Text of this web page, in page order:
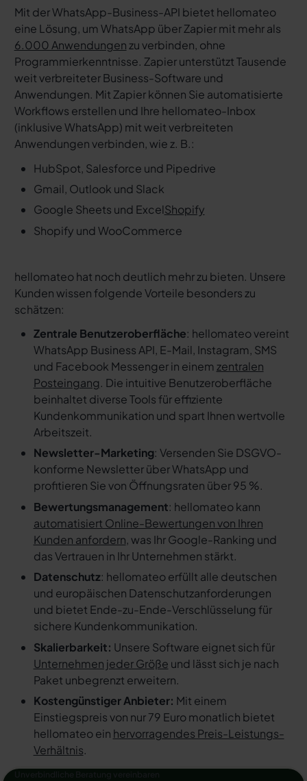
Mit der WhatsApp-Business-API bietet hellomateo
eine Lösung, um WhatsApp über Zapier mit mehr als
6.000 Anwendungenzu verbinden, ohne
Programmierkenntnisse. Zapier unterstützt Tausende
weit verbreiteter Business-Software und
Anwendungen. Mit Zapier können Sie automatisierte
Workflows erstellen und Ihre hellomateo-Inbox
(inklusive WhatsApp) mit weit verbreiteten
Anwendungen verbinden, wie z. B.:
HubSpot, Salesforce und Pipedrive
Gmail, Outlook und Slack
Google Sheets und ExcelShopify
Shopify und WooCommerce
hellomateo hat noch deutlich mehr zu bieten. Unsere
Kunden wissen folgende Vorteile besonders zu
schätzen:
Zentrale Benutzeroberfläche: hellomateo vereint
WhatsApp Business API, E-Mail, Instagram, SMS
und Facebook Messenger in einem zentralen
Posteingang. Die intuitive Benutzeroberfläche
beinhaltet diverse Tools für effiziente
Kundenkommunikation und spart Ihnen wertvolle
Arbeitszeit.
Newsletter-Marketing: Versenden Sie DSGVO-
konforme Newsletter über WhatsApp und
profitieren Sie von Öffnungsraten über 95 %.
Bewertungsmanagement: hellomateo kann
automatisiert Online-Bewertungen von Ihren
Kunden anfordern, was Ihr Google-Ranking und
das Vertrauen in Ihr Unternehmen stärkt.
Datenschutz: hellomateo erfüllt alle deutschen
und europäischen Datenschutzanforderungen
und bietet Ende-zu-Ende-Verschlüsselung für
sichere Kundenkommunikation.
Skalierbarkeit: Unsere Software eignet sich für
Unternehmen jeder Größe und lässt sich je nach
Paket unbegrenzt erweitern.
Kostengünstiger Anbieter: Mit einem
Einstiegspreis von nur 79 Euro monatlich bietet
hellomateo ein hervorragendes Preis-Leistungs-
Verhältnis.